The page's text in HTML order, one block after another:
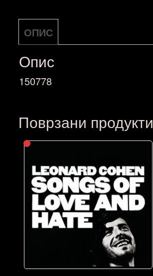
ОПИС
Опис
150778
Поврзани продукти